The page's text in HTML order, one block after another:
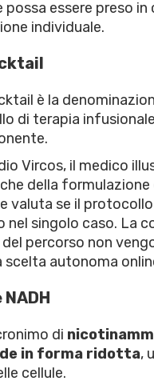
possa essere preso
individuale.
è la
di terapia infusionale
Vircos, il medico
della
valuta se il
nel singolo caso. La
percorso non
scelta autonoma
di
in forma ridotta,
cellule.